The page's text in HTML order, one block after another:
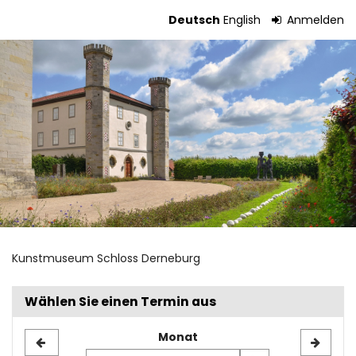
Inhalt
springen
Deutsch English Anmelden
Tickets
Kunstmuseum Schloss Derneburg
Wählen Sie einen Termin aus
Monat